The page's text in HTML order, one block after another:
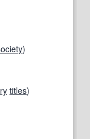
)
titles)